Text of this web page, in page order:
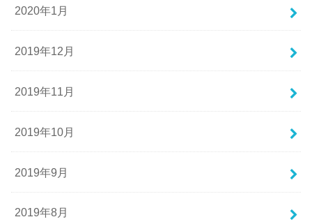
2020年1月
2019年12月
2019年11月
2019年10月
2019年9月
2019年8月